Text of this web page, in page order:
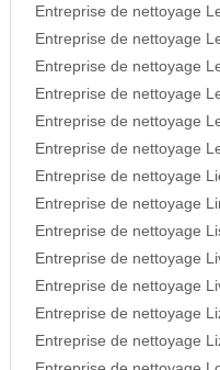
Entreprise de nettoyage
Entreprise de nettoyage
Entreprise de nettoyage
Entreprise de nettoyage
Entreprise de nettoyage
Entreprise de nettoyage
Entreprise de nettoyage
Entreprise de nettoyage
Entreprise de nettoyage
Entreprise de nettoyage
Entreprise de nettoyage
Entreprise de nettoyage
Entreprise de nettoyage